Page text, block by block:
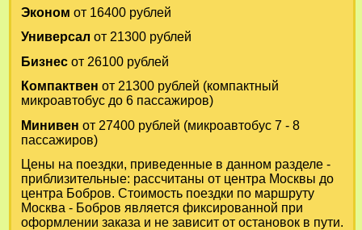
Эконом от 16400 рублей
Универсал от 21300 рублей
Бизнесот 26100 рублей
Компактвен от 21300 рублей (компактный
микроавтобус до 6 пассажиров)
Минивен от 27400 рублей (микроавтобус 7 - 8
пассажиров)
Цены на поездки, приведенные в данном разделе -
приблизительные: рассчитаны от центра Москвы до
центра Бобров. Стоимость поездки по маршруту
Москва - Бобров является фиксированной при
оформлении заказа и не зависит от остановок в пути.